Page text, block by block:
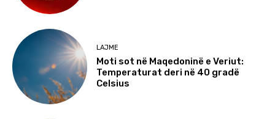
LAJME
Moti sot në Maqedoninë e Veriut:
Temperaturat deri në 40 gradë
Celsius